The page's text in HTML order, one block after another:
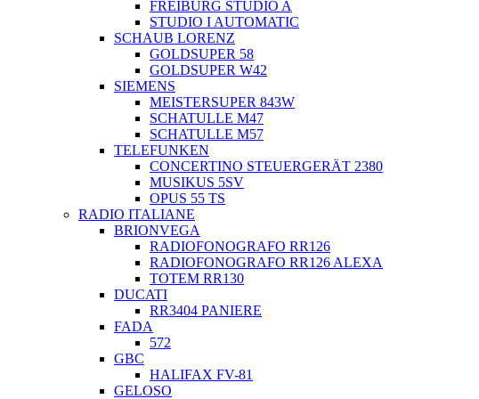
FREIBURG STUDIO A
STUDIO I AUTOMATIC
SCHAUB LORENZ
GOLDSUPER 58
GOLDSUPER W42
SIEMENS
MEISTERSUPER 843W
SCHATULLE M47
SCHATULLE M57
TELEFUNKEN
CONCERTINO STEUERGERÄT 2380
MUSIKUS 5SV
OPUS 55 TS
RADIO ITALIANE
BRIONVEGA
RADIOFONOGRAFO RR126
RADIOFONOGRAFO RR126 ALEXA
TOTEM RR130
DUCATI
RR3404 PANIERE
FADA
572
GBC
HALIFAX FV-81
GELOSO